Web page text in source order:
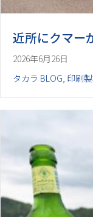
近所にクマー
2026年6月26日
タカラ BLOG, 印刷